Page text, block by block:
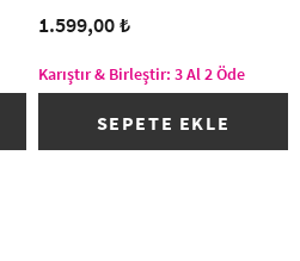
1.599,00 ₺
Karıştır & Birleştir: 3 Al 2 Öde
SEPETE EKLE